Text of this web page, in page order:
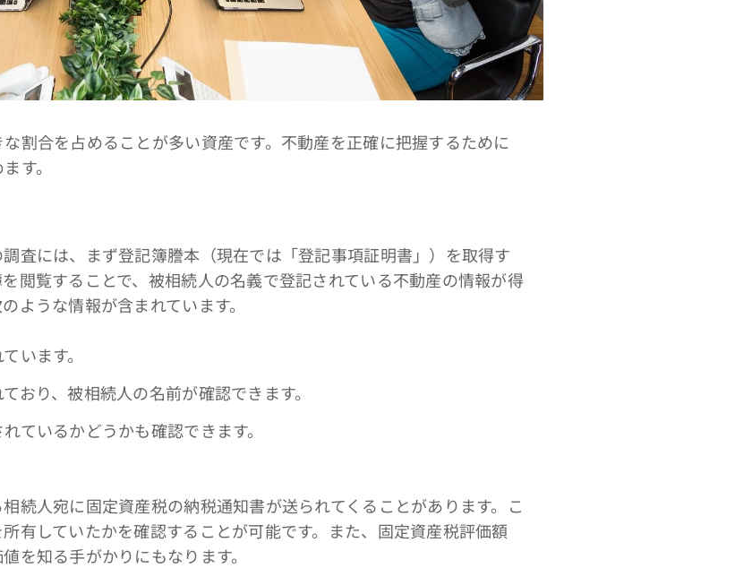
割合を占めることが多い資産です。不動産を正確に把握するために
す。
査には、まず登記簿謄本（現在では「登記事項証明書」）を取得す
閲覧することで、被相続人の名義で登記されている不動産の情報が得
ような情報が含まれています。
います。
おり、被相続人の名前が確認できます。
ているかどうかも確認できます。
続人宛に固定資産税の納税通知書が送られてくることがあります。こ
有していたかを確認することが可能です。また、固定資産税評価額
を知る手がかりにもなります。